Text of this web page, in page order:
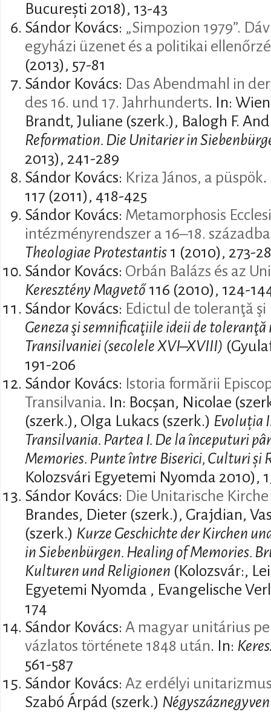
București 2018), 13-43
Sándor Kovács: „Simpozion 1979”.
egyházi üzenet és a politikai
(2013), 57-81
Sándor Kovács: Das Abendmahl in
des 16. und 17. Jahrhunderts. In:
Brandt, Juliane (szerk.), Balogh F.
Reformation. Die Unitarier in
2013), 241-289
Sándor Kovács: Kriza János, a püspök
117 (2011), 418-425
Sándor Kovács: Metamorphosis
intézményrendszer a 16–18.
Theologiae Protestantis 1 (2010), 273-
Sándor Kovács: Orbán Balázs és az
Keresztény Magvető 116 (2010), 124-
Sándor Kovács: Edictul de toleranţă
Geneza şi semnificaţiile ideii de
Transilvaniei (secolele XVI–XVIII)
191-206
Sándor Kovács: Istoria formării
Transilvania. In: Bocșan, Nicolae
(szerk.), Olga Lukacs (szerk.) Evoluția
Transilvania. Partea I. De la începuturi
Memories. Punte între Biserici, Culturi și
Kolozsvári Egyetemi Nyomda 2010),
Sándor Kovács: Die Unitarische
Brandes, Dieter (szerk.), Grajdian,
(szerk.) Kurze Geschichte der Kirchen
in Siebenbürgen. Healing of Memories.
Kulturen und Religionen (Kolozsvár:,
Egyetemi Nyomda , Evangelische
174
Sándor Kovács: A magyar unitárius
vázlatos története 1848 után. In:
561-587
Sándor Kovács: Az erdélyi
Szabó Árpád (szerk.)